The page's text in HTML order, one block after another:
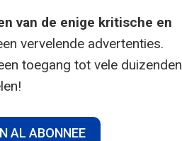
van de enige kritische en
vervelende advertenties.
toegang tot vele duizenden
AL ABONNEE